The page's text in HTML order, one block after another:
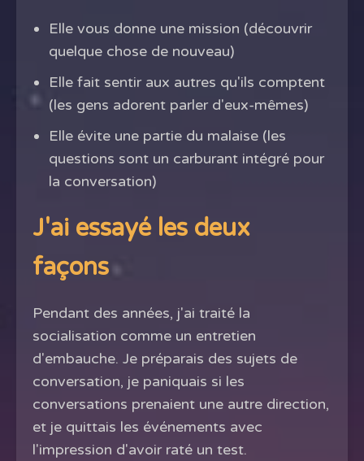
Elle vous donne une mission (découvrir
quelque chose de nouveau)
Elle fait sentir aux autres qu'ils comptent
(les gens adorent parler d'eux-mêmes)
Elle évite une partie du malaise (les
questions sont un carburant intégré pour
la conversation)
J'ai essayé les deux
façons
Pendant des années, j'ai traité la
socialisation comme un entretien
d'embauche. Je préparais des sujets de
conversation, je paniquais si les
conversations prenaient une autre direction,
et je quittais les événements avec
l'impression d'avoir raté un test.